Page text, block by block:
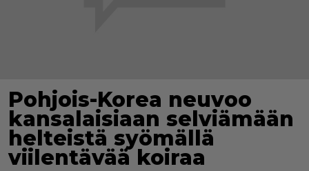
Pohjois-Korea neuvoo
kansalaisiaan selviämään
helteistä syömällä
viilentävää koiraa